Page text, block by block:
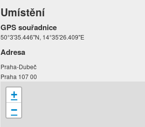
Umístění
GPS souřadnice
50°3'35.446"N, 14°35'26.409"E
Adresa
Praha-Dubeč
Praha 107 00
+
−